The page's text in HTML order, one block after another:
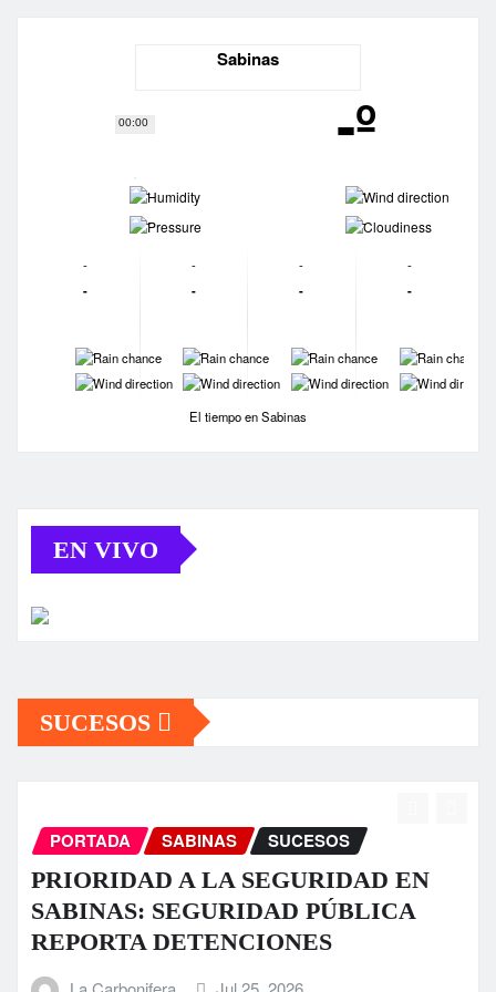
00:00
Sabinas
-º
-
-
-
-
-
-
-
-
-
-
-
-
-
-
-
-
-
-
-
-
El tiempo en Sabinas
EN VIVO
SUCESOS
PORTADA SABINAS SUCESOS
Fuerte tromba causa daños en algunos
sectores de Sabinas
La Carbonifera Jul 23, 2026